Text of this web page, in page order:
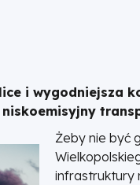
i wygodniejsza
Żeby nie być
infrastruktury